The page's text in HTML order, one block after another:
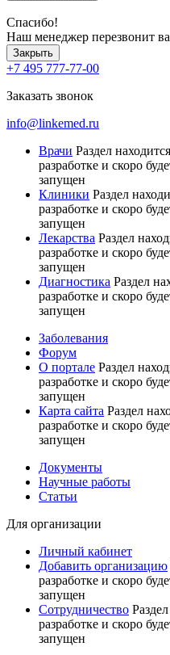
Спасибо!
Наш менеджер перезвонит
Закрыть
+7 495 777-77-00
Заказать звонок
info@linkemed.ru
Врачи Раздел
разработке и скоро
запущен
Клиники Раздел
разработке и скоро
запущен
Лекарства Раздел
разработке и скоро
запущен
Диагностика Раздел
разработке и скоро
запущен
Заболевания
Форум
О портале Раздел
разработке и скоро
запущен
Карта сайта Раздел
разработке и скоро
запущен
Документы
Научные работы
Статьи
Для организации
Личный кабинет
Добавить организацию
разработке и скоро
запущен
Сотрудничество
разработке и скоро
запущен